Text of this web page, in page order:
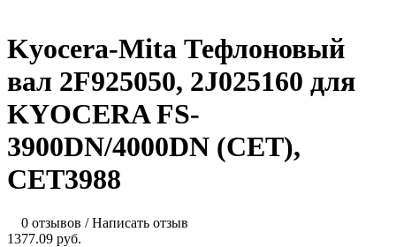
Kyocera-Mita Тефлоновый
вал 2F925050, 2J025160 для
KYOCERA FS-
3900DN/4000DN (CET),
CET3988
0 отзывов /Написать отзыв
1377.09 руб.